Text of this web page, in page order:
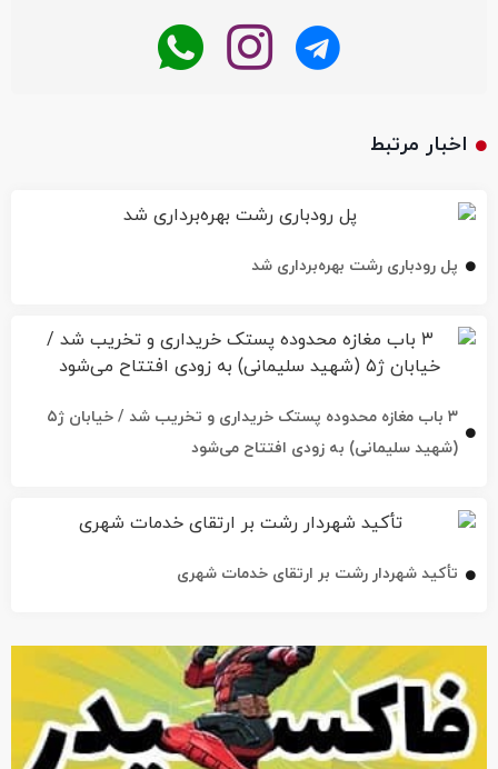
پل رودباری رشت بهره‌برداری شد
تأکید شهردار رشت بر ارتقای خدمات شهری